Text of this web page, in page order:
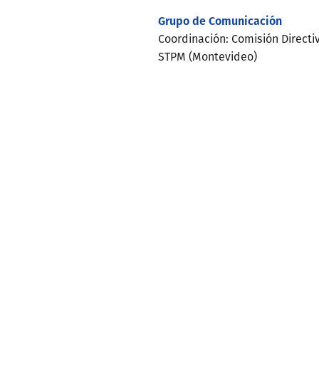
Grupo de Comunicación
Coordinación: Comisión
STPM (Montevideo)